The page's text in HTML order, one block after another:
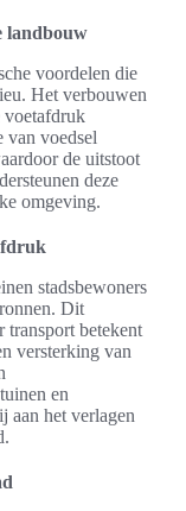
landbouw
voordelen die
Het verbouwen
voetafdruk
van voedsel
de uitstoot
deze
omgeving.
stadsbewoners
Dit
transport betekent
versterking van
en
aan het verlagen